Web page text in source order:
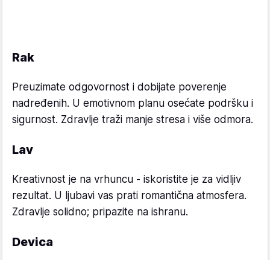
Rak
Preuzimate odgovornost i dobijate poverenje
nadređenih. U emotivnom planu osećate podršku i
sigurnost. Zdravlje traži manje stresa i više odmora.
Lav
Kreativnost je na vrhuncu - iskoristite je za vidljiv
rezultat. U ljubavi vas prati romantična atmosfera.
Zdravlje solidno; pripazite na ishranu.
Devica